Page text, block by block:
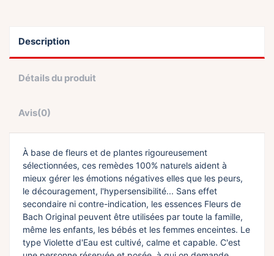
Description
Détails du produit
Avis(0)
À base de fleurs et de plantes rigoureusement
sélectionnées, ces remèdes 100% naturels aident à
mieux gérer les émotions négatives elles que les peurs,
le découragement, l'hypersensibilité... Sans effet
secondaire ni contre-indication, les essences Fleurs de
Bach Original peuvent être utilisées par toute la famille,
même les enfants, les bébés et les femmes enceintes. Le
type Violette d'Eau est cultivé, calme et capable. C'est